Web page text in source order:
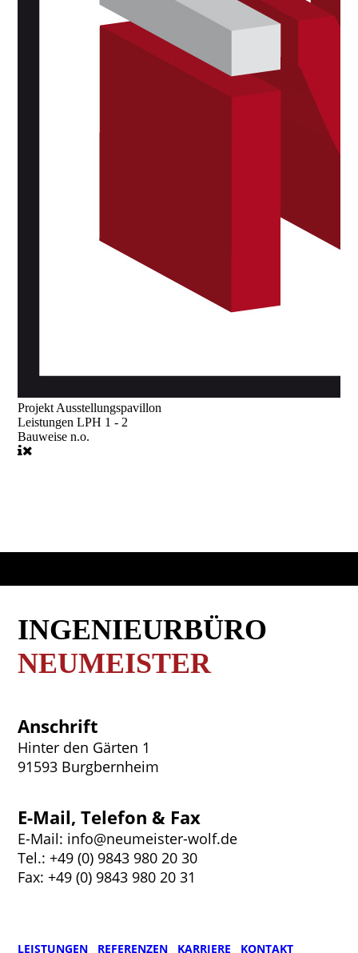
Projekt Ausstellungspavillon
LeistungenLPH 1 - 2
Bauweisen.o.
INGENIEURBÜRO
NEUMEISTER
Anschrift
Hinter den Gärten 1
91593 Burgbernheim
E-Mail, Telefon & Fax
E-Mail: info@neumeister-wolf.de
Tel.: +49 (0) 9843 980 20 30
Fax: +49 (0) 9843 980 20 31
LEISTUNGEN REFERENZEN KARRIERE KONTAKT